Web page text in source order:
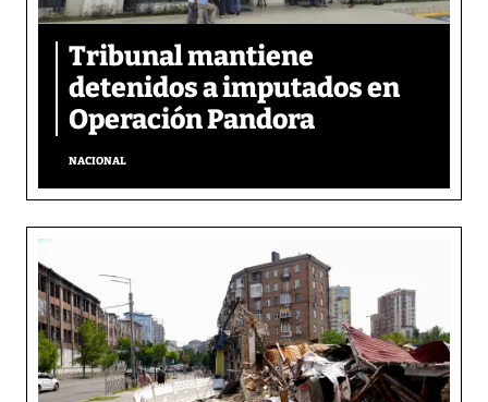
Tribunal mantiene
detenidos a imputados en
Operación Pandora
NACIONAL